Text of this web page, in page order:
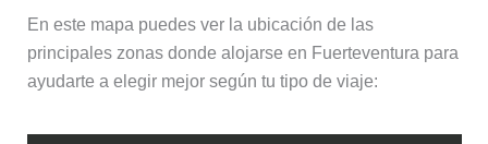
En este mapa puedes ver la ubicación de las
principales zonas donde alojarse en Fuerteventura para
ayudarte a elegir mejor según tu tipo de viaje: